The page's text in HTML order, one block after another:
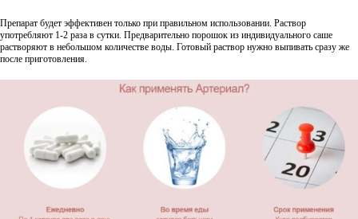
Препарат будет эффективен только при правильном использовании. Раствор
употребляют 1-2 раза в сутки. Предварительно порошок из индивидуального саше
растворяют в небольшом количестве воды. Готовый раствор нужно выпивать сразу же
после приготовления.